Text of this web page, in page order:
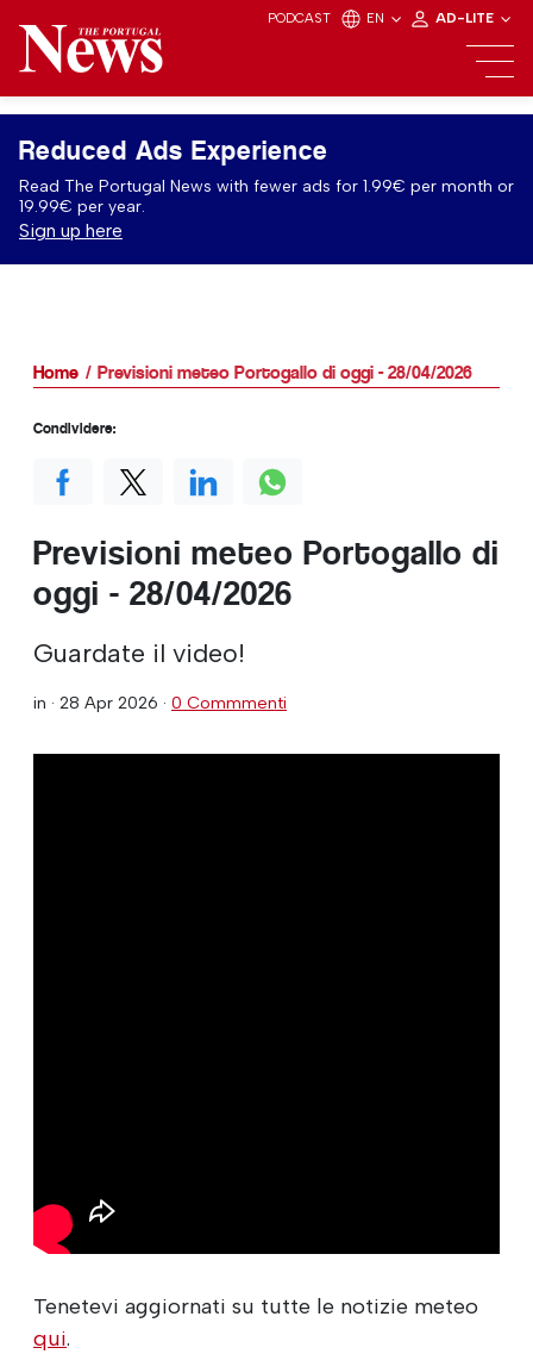
PODCAST EN AD-LITE
Reduced Ads Experience
Read The Portugal News with fewer ads for 1.99€ per month or
19.99€ per year.
Sign up here
Home Previsioni meteo Portogallo di oggi - 28/04/2026
Previsioni meteo Portogallo di
oggi - 28/04/2026
Guardate il video!
in · 28 Apr 2026 · 0 Commmenti
Tenetevi aggiornati su tutte le notizie meteo
qui.
Condividere: